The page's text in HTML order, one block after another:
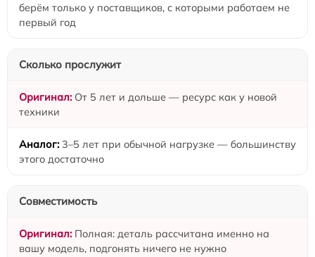
берём только у поставщиков, с которыми работаем не
первый год
Сколько прослужит
От 5 лет и дольше — ресурс как у новой
техники
3–5 лет при обычной нагрузке — большинству
этого достаточно
Совместимость
Полная: деталь рассчитана именно на
вашу модель, подгонять ничего не нужно